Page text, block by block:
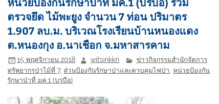
ตรวจยึด ไม้พะยูง จำนวน 7 ท่อน ปริมาตร
1.907 ลบ.ม. บริเวณโรงเรียนบ้านหนองแดง
ต.หนองกุง อ.นาเชือก จ.มหาสารคาม
15 พฤศจิกายน 2018 witsinkkn
ข่าวกิจกรรมสำนักจัดการ
ทรัพยากรป่าไม้ที่ 7, ส่วนป้องกันรักษาป่าและควบคุมไฟป่า ,หน่วยป้องกัน
รักษาป่าที่ มค.1 (บรบือ)